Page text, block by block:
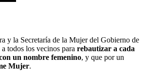
y la Secretaría de la Mujer del Gobierno de
todos los vecinos para rebautizar a cada
un nombre femenino, y que por un
Mujer.